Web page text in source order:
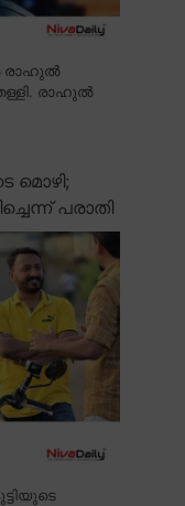
രാഹുൽ
രാഹുൽ
മൊഴി;
പരാതി